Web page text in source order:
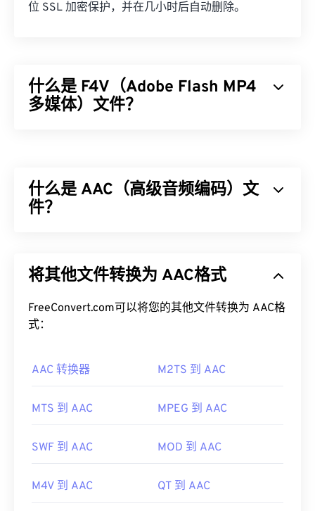
位 SSL 加密保护，并在几小时后自动删除。
什么是 F4V（Adobe Flash MP4
多媒体）文件？
上，F4V 通常被称为“Flash 视频”。F4V 容器使用
编
解码器
在大多数平台上，F4V 文件默认使用Adob​​e Flash
Player打开。在 Microsoft Windows 操作系统上，
Adobe AIR
需要注意的是，
Apple iOS 设备 不支持 Adob​​e Flash
的浏览器，可以绕过 iOS 的限制。
有用的链接：
什么是 AAC（高级音频编码）文
件？
数字广播和互联网流媒体。它是iOS、YouTube
、
AAC编解码器指定为MP3的改进版本，因为它能够更
有效地压缩文件大小，同时提供与未压缩音频类似的
如何打开 AAC 文件？
为了获得最佳效果，请使用VLC 媒体播放器
不过，AAC 文件非常普遍，可以在许多其他程序和
此外，由于 AAC 文件通常用作视频游戏的音频文
将其他文件转换为 AAC格式
FreeConvert.com可以将您的其他文件转换为 AAC格
式：
AAC 转换器 M2TS 到 AAC
MTS 到 AAC MPEG 到 AAC
SWF 到 AAC MOD 到 AAC
M4V 到 AAC QT 到 AAC